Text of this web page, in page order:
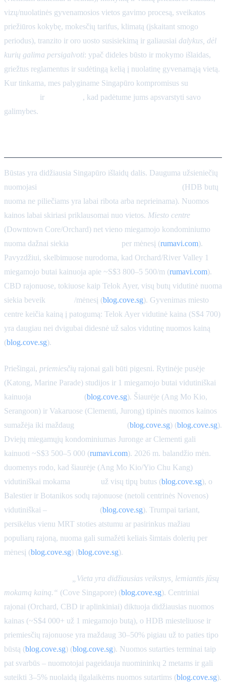
vizų/nuolatinės gyvenamosios vietos gavimo procesą, sveikatos
priežiūros kokybę, mokesčių tarifus, klimatą (įskaitant smogo
periodus), tranzito ir oro uosto susisiekimą ir galiausiai dalykus, dėl
kurių galima persigalvoti: ypač dideles būsto ir mokymo išlaidas,
griežtus reglamentus ir sudėtingą kelią į nuolatinę gyvenamąją vietą.
Kur tinkama, mes palyginame Singapūro kompromisus su
ir
, kad padėtume jums apsvarstyti savo
galimybes.
Būstas yra didžiausia Singapūro išlaidų dalis. Dauguma užsieniečių
nuomojasi
(HDB butų
nuoma ne piliečiams yra labai ribota arba neprieinama). Nuomos
kainos labai skiriasi priklausomai nuo vietos. Miesto centre
(Downtown Core/Orchard) net vieno miegamojo kondominiumo
nuoma dažnai siekia
per mėnesį (rumavi.com).
Pavyzdžiui, skelbimuose nurodoma, kad Orchard/River Valley 1
miegamojo butai kainuoja apie ~S$3 800–5 500/m (rumavi.com).
CBD rajonuose, tokiuose kaip Telok Ayer, visų butų vidutinė nuoma
siekia beveik
/mėnesį (blog.cove.sg). Gyvenimas miesto
centre keičia kainą į patogumą: Telok Ayer vidutinė kaina (S$4 700)
yra daugiau nei dvigubai didesnė už salos vidutinę nuomos kainą
(blog.cove.sg).
Priešingai, priemiesčių rajonai gali būti pigesni. Rytinėje pusėje
(Katong, Marine Parade) studijos ir 1 miegamojo butai vidutiniškai
kainuoja
(blog.cove.sg). Šiaurėje (Ang Mo Kio,
Serangoon) ir Vakaruose (Clementi, Jurong) tipinės nuomos kainos
sumažėja iki maždaug
(blog.cove.sg) (blog.cove.sg).
Dviejų miegamųjų kondominiumas Juronge ar Clementi gali
kainuoti ~S$3 500–5 000 (rumavi.com). 2026 m. balandžio mėn.
duomenys rodo, kad šiaurėje (Ang Mo Kio/Yio Chu Kang)
vidutiniškai mokama
už visų tipų butus (blog.cove.sg), o
Balestier ir Botanikos sodų rajonuose (netoli centrinės Novenos)
vidutiniškai –
(blog.cove.sg). Trumpai tariant,
persikėlus vienu MRT stoties atstumu ar pasirinkus mažiau
populiarų rajoną, nuoma gali sumažėti keliais šimtais dolerių per
mėnesį (blog.cove.sg) (blog.cove.sg).
„Vieta yra didžiausias veiksnys, lemiantis jūsų
mokamą kainą.“ (Cove Singapore) (blog.cove.sg). Centriniai
rajonai (Orchard, CBD ir aplinkiniai) diktuoja didžiausias nuomos
kainas (~S$4 000+ už 1 miegamojo butą), o HDB miesteliuose ir
priemiesčių rajonuose yra maždaug 30–50% pigiau už to paties tipo
būstą (blog.cove.sg) (blog.cove.sg). Nuomos sutarties terminai taip
pat svarbūs – nuomotojai pageidauja nuomininkų 2 metams ir gali
suteikti 3–5% nuolaidą ilgalaikėms nuomos sutartims (blog.cove.sg).